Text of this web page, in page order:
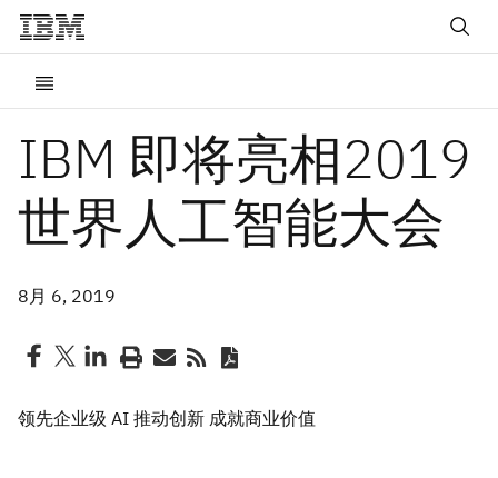
IBM 即将亮相2019
世界人工智能大会
8月 6, 2019
领先企业级 AI 推动创新 成就商业价值